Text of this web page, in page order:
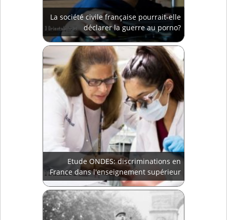
La société civile française pourrait-elle
déclarer la guerre au porno?
Etude ONDES: discriminations en
France dans l'enseignement supérieur